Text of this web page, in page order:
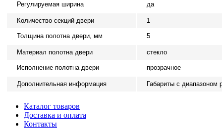
Регулируемая ширина да
Количество секций двери 1
Толщина полотна двери, мм 5
Материал полотна двери стекло
Исполнение полотна двери прозрачное
Дополнительная информация Габариты с диапазоном
Каталог товаров
Доставка и оплата
Контакты